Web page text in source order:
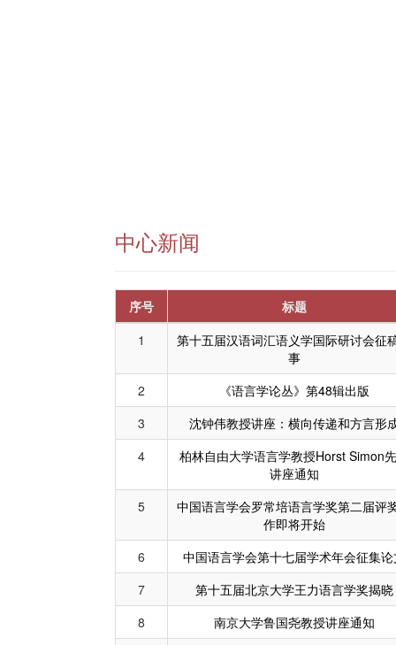
中心新闻
序号
标题
1
第十五届汉语词汇语义学国际研讨会征
事
2
《语言学论丛》第48辑出版
3
沈钟伟教授讲座：横向传递和方言形
4
柏林自由大学语言学教授Horst Simon
讲座通知
5
中国语言学会罗常培语言学奖第二届评
作即将开始
6
中国语言学会第十七届学术年会征集
7
第十五届北京大学王力语言学奖揭晓
8
南京大学鲁国尧教授讲座通知